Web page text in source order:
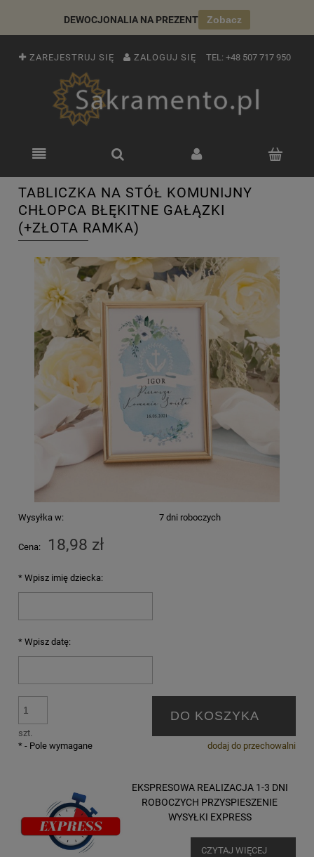
DEWOCJONALIA NA PREZENT Zobacz
ZAREJESTRUJ SIĘ ZALOGUJ SIĘ TEL: +48 507 717 950
TABLICZKA NA STÓŁ KOMUNIJNY
CHŁOPCA BŁĘKITNE GAŁĄZKI
(+ZŁOTA RAMKA)
Wysyłka w: 7 dni roboczych
Cena: 18,98 zł
* Wpisz imię dziecka:
* Wpisz datę:
szt.
DO KOSZYKA
dodaj do przechowalni
* - Pole wymagane
EKSPRESOWA REALIZACJA 1-3 DNI
ROBOCZYCH PRZYSPIESZENIE
WYSYŁKI EXPRESS
CZYTAJ WIĘCEJ